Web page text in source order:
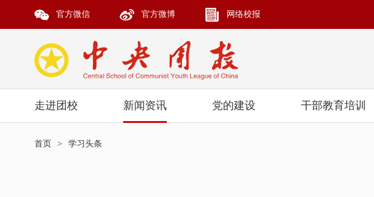
官方微信 官方微博 网络校报
走进团校 新闻资讯 党的建设 干部教育培训
首页 > 学习头条